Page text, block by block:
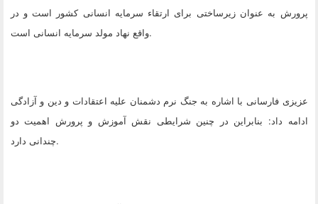
پرورش به عنوان زیرساختی برای ارتقاء سرمایه انسانی کشور است و در
واقع نهاد مولد سرمایه‌ انسانی است.
عزیزی فارسانی با اشاره به جنگ نرم دشمنان علیه اعتقادات و دین و آزادگی
ادامه داد: بنابراین در چنین شرایطی نقش آموزش و پرورش اهمیت دو
چندانی دارد.